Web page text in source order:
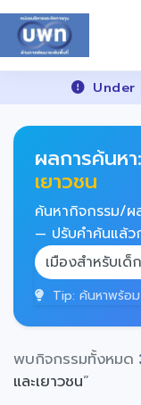
Under
ผลการค้นหา:
เยาวชน
ค้นหากิจกรรม/
— ปรับคำค้นแล้ว
Tip: ค้นหาพร้อม
พบกิจกรรมทั้งหมด
และเยาวชน”